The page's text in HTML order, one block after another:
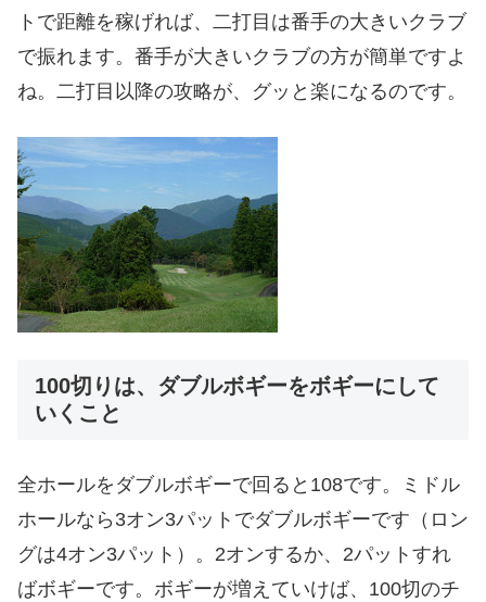
トで距離を稼げれば、二打目は番手の大きいクラブ
で振れます。番手が大きいクラブの方が簡単ですよ
ね。二打目以降の攻略が、グッと楽になるのです。
100切りは、ダブルボギーをボギーにして
いくこと
全ホールをダブルボギーで回ると108です。ミドル
ホールなら3オン3パットでダブルボギーです（ロン
グは4オン3パット）。2オンするか、2パットすれ
ばボギーです。ボギーが増えていけば、100切のチ